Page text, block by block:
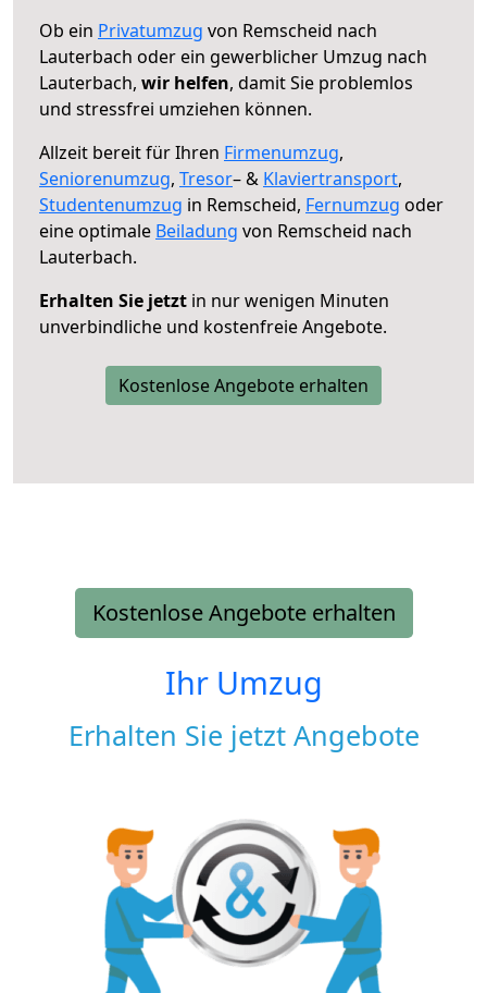
Ob ein Privatumzug von Remscheid nach
Lauterbach oder ein gewerblicher Umzug nach
Lauterbach, wir helfen, damit Sie problemlos
und stressfrei umziehen können.
Allzeit bereit für Ihren Firmenumzug,
Seniorenumzug, Tresor– & Klaviertransport,
Studentenumzug in Remscheid, Fernumzug oder
eine optimale Beiladung von Remscheid nach
Lauterbach.
Erhalten Sie jetzt in nur wenigen Minuten
unverbindliche und kostenfreie Angebote.
Kostenlose Angebote erhalten
Kostenlose Angebote erhalten
Ihr Umzug
Erhalten Sie jetzt Angebote